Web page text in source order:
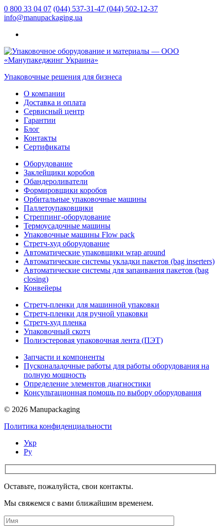
0 800 33 04 07 (044) 537-31-47 (044) 502-12-37
info@manupackaging.ua
Упаковочные решения для бизнеса
О компании
Доставка и оплата
Сервисный центр
Гарантии
Блог
Контакты
Сертификаты
Оборудование
Заклейщики коробов
Обандероливатели
Формировщики коробов
Орбитальные упаковочные машины
Паллетоупаковщики
Стреппинг-оборудование
Термоусадочные машины
Упаковочные машины Flow pack
Стретч-худ оборудование
Автоматические упаковщики wrap around
Автоматические системы укладки пакетов (bag inserters)
Автоматические системы для запаивания пакетов (bag
closing)
Конвейеры
Стретч-пленки для машинной упаковки
Стретч-пленки для ручной упаковки
Стретч-худ пленка
Упаковочный скотч
Полиэстеровая упаковочная лента (ПЭТ)
Запчасти и компоненты
Пусконаладочные работы для работы оборудования на
полную мощность
Определение элементов диагностики
Консультационная помощь по выбору оборудования
© 2026 Manupackaging
Политика конфиденциальности
Укр
Ру
Оставьте, пожалуйста, свои контакты.
Мы свяжемся с вами ближайшим временем.